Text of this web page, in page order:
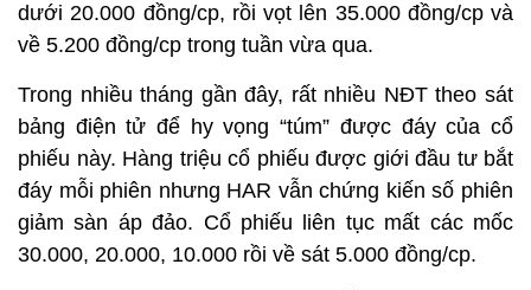
dưới 20.000 đồng/cp, rồi vọt lên 35.000 đồng/cp và
về 5.200 đồng/cp trong tuần vừa qua.
Trong nhiều tháng gần đây, rất nhiều NĐT theo sát
bảng điện tử để hy vọng “túm” được đáy của cổ
phiếu này. Hàng triệu cổ phiếu được giới đầu tư bắt
đáy mỗi phiên nhưng HAR vẫn chứng kiến số phiên
giảm sàn áp đảo. Cổ phiếu liên tục mất các mốc
30.000, 20.000, 10.000 rồi về sát 5.000 đồng/cp.